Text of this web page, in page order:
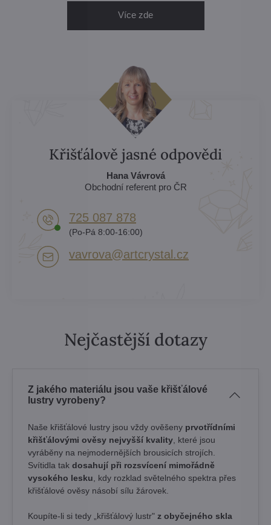
Více zde
Křišťálově jasné odpovědi
Hana Vávrová
Obchodní referent pro ČR
725 087 878​
(Po-Pá 8:00-16:00)
vavrova​@artcrystal​.cz
Nejčastější dotazy
Z jakého materiálu jsou vaše křišťálové
lustry vyrobeny?
Naše křišťálové lustry jsou vždy ověšeny prvotřídními
křišťálovými ověsy nejvyšší kvality , které jsou
vyráběny na nejmodernějších brousicích strojích.
Svítidla tak dosahují při rozsvícení mimořádně
vysokého lesku , kdy rozklad světelného spektra přes
křišťálové ověsy násobí sílu žárovek. ​
Koupíte-li si tedy „křišťálový lustr" z obyčejného skla